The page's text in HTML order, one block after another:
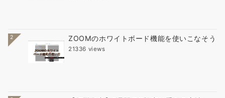
2 ZOOMのホワイトボード機能を使いこなそう
21336 views